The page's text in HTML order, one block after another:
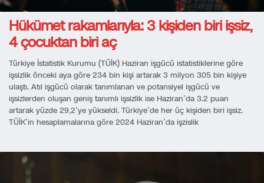
Hükümet rakamlarıyla: 3 kişiden biri işsiz,
4 çocuktan biri aç
Türkiye İstatistik Kurumu (TÜİK) Haziran işgücü istatistiklerine göre
işsizlik önceki aya göre 234 bin kişi artarak 3 milyon 305 bin kişiye
ulaştı. Atıl işgücü olarak tanımlanan ve potansiyel işgücü ve
işsizlerden oluşan geniş tanımlı işsizlik ise Haziran’da 3.2 puan
artarak yüzde 29,2’ye yükseldi. Türkiye’de her üç kişiden biri işsiz.
TÜİK’in hesaplamalarına göre 2024 Haziran’da işzislik